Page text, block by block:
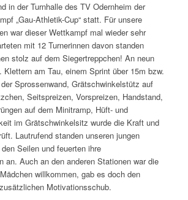
in der Turnhalle des TV Odernheim der
„Gau-Athletik-Cup“ statt. Für unsere
war dieser Wettkampf mal wieder sehr
mit 12 Turnerinnen davon standen
stolz auf dem Siegertreppchen! An neun
am Tau, einem Sprintüber 15m bzw.
Sprossenwand, Grätschwinkelstütz auf
Seitspreizen, Vorspreizen, Handstand,
auf dem Minitramp, Hüft- und
im Grätschwinkelsitz wurde die Kraft und
Lautrufend standen unseren jungen
Seilen und feuerten ihre
an. Auch an den anderen Stationen war die
willkommen, gab es doch den
Motivationsschub.